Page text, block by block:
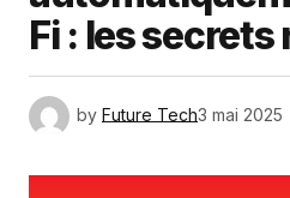
Fi : les secrets
by Future Tech3 mai 2025